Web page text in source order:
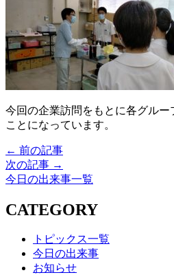
今回の企業訪問をもとに各グル
ことになっています。
← 前の記事
次の記事 →
今日の出来事一覧
CATEGORY
トピックス一覧
今日の出来事
お知らせ